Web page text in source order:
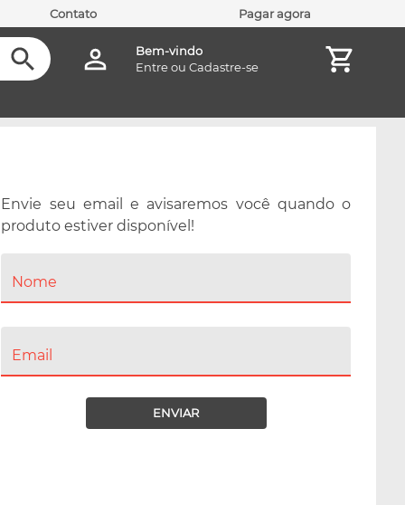
Contato Pagar agora
Bem-vindo
Entreou Cadastre-se
Envie seu email e avisaremos você quando o
produto estiver disponível!
Nome
Email
ENVIAR